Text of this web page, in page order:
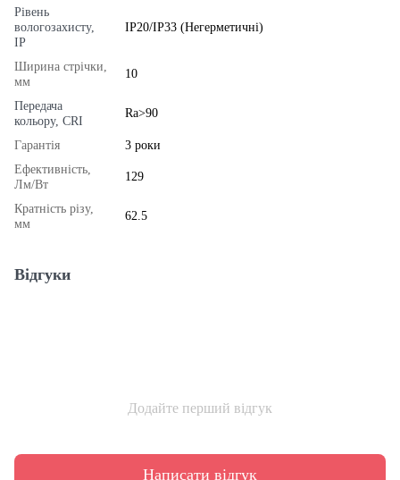
Рівень
вологозахисту,
IP
IP20/IP33 (Негерметичні)
Ширина стрічки,
мм
10
Передача
кольору, CRI
Ra>90
Гарантія
3 роки
Ефективність,
Лм/Вт
129
Кратність різу,
мм
62.5
Відгуки
Додайте перший відгук
Написати відгук